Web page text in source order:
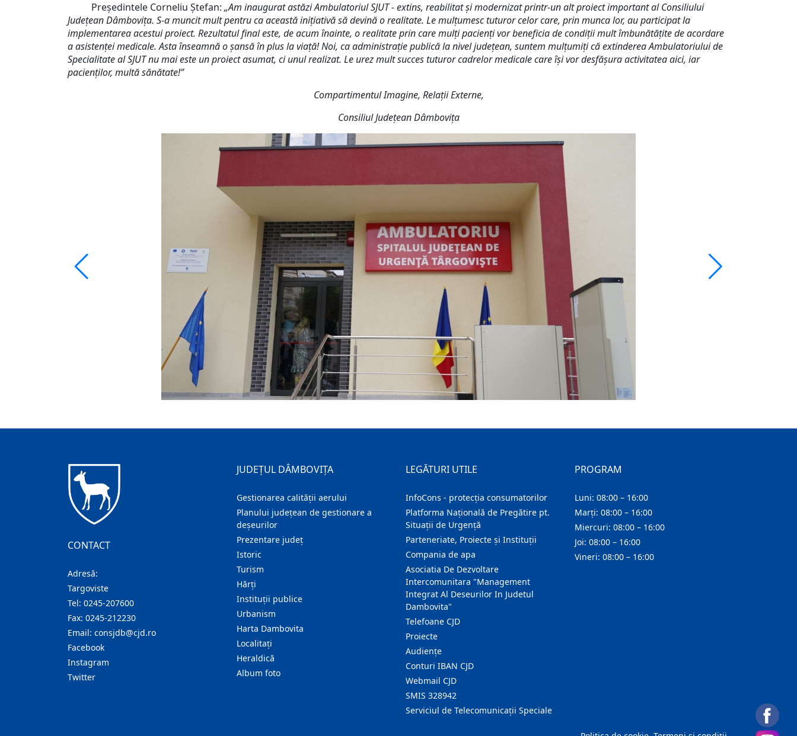
Președintele Corneliu Ștefan: „Am inaugurat astăzi Ambulatoriul SJUT - extins, reabilitat și modernizat printr-un alt proiect important al Consiliului
Județean Dâmbovița. S-a muncit mult pentru ca această inițiativă să devină o realitate. Le mulțumesc tuturor celor care, prin munca lor, au participat la
implementarea acestui proiect. Rezultatul final este, de acum înainte, o realitate prin care mulți pacienți vor beneficia de condiții mult îmbunătățite de acordare
a asistenței medicale. Asta înseamnă o șansă în plus la viață! Noi, ca administrație publică la nivel județean, suntem mulțumiți că extinderea Ambulatoriului de
Specialitate al SJUT nu mai este un proiect asumat, ci unul realizat. Le urez mult succes tuturor cadrelor medicale care își vor desfășura activitatea aici, iar
pacienților, multă sănătate!”
Compartimentul Imagine, Relații Externe,
Consiliul Județean Dâmbovița
CONTACT
Adresă:
Targoviste
Tel: 0245-207600
Fax: 0245-212230
Email: consjdb@cjd.ro
Facebook
Instagram
Twitter
JUDEȚUL DÂMBOVIȚA
Gestionarea calității aerului
Planului județean de gestionare a
deșeurilor
Prezentare judeţ
Istoric
Turism
Hărţi
Instituţii publice
Urbanism
Harta Dambovita
Localitaţi
Heraldică
Album foto
LEGĂTURI UTILE
InfoCons - protecția consumatorilor
Platforma Națională de Pregătire pt.
Situații de Urgență
Parteneriate, Proiecte și Instituții
Compania de apa
Asociatia De Dezvoltare
Intercomunitara "Management
Integrat Al Deseurilor In Judetul
Dambovita"
Telefoane CJD
Proiecte
Audienţe
Conturi IBAN CJD
Webmail CJD
SMIS 328942
Serviciul de Telecomunicații Speciale
PROGRAM
Luni: 08:00 – 16:00
Marți: 08:00 – 16:00
Miercuri: 08:00 – 16:00
Joi: 08:00 – 16:00
Vineri: 08:00 – 16:00